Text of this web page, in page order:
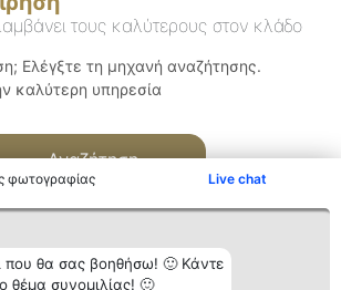
φωτογραφίας Live chat
που θα σας βοηθήσω! 🙂 Κάντε
θέμα συνομιλίας! 🙂
τους καλύτερους στον κλάδο
Ελέγξτε τη μηχανή αναζήτησης.
καλύτερη υπηρεσία
Αναζήτηση